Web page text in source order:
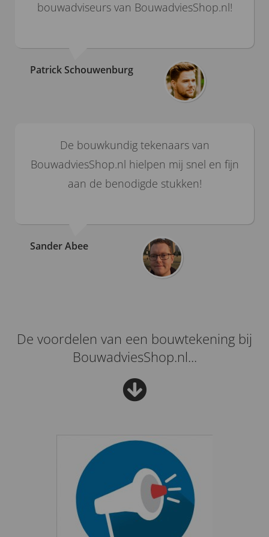
bouwadviseurs van BouwadviesShop.nl!
Patrick Schouwenburg
De bouwkundig tekenaars van
BouwadviesShop.nl hielpen mij snel en fijn
aan de benodigde stukken!
Sander Abee
De voordelen van een bouwtekening bij
BouwadviesShop.nl...